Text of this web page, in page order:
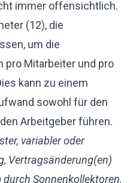
immer offensichtlich.
(12), die
um die
Mitarbeiter und pro
kann zu einem
sowohl für den
Arbeitgeber führen.
variabler oder
Vertragsänderung(en)
Sonnenkollektoren,